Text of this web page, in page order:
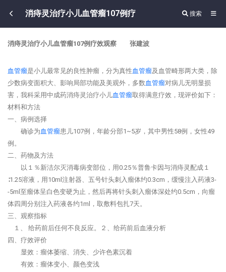
消痔灵治疗小儿血管瘤107例疗 搜索
消痔灵治疗小儿血管瘤107例疗效观察 张建波
血管瘤是小儿最常见的良性肿瘤，分为真性血管瘤及血管畸形两大类，除
少数病变面积大、影响局部功能及美观外，多数血管瘤对病儿无明显损
害，我科采用中成药消痔灵治疗小儿血管瘤取得满意疗效，现评价如下：
材料和方法
一、病例选择
确诊为血管瘤患儿107例，年龄分部1~5岁，其中男性58例，女性49
例。
二、药物及方法
以１％新洁尔灭消毒病变部位，用0.25％普鲁卡因与消痔灵配成１
∶1.25溶液，用10ml注射器、五号针头刺入瘤体约0.3cm，缓慢注入药液3-
-5ml至瘤体呈白色变硬为止，然后再将针头刺入瘤体深处约0.5cm，向瘤
体四周分别注入药液各约1ml，取敷料包扎7天。
三、观察指标
１、 给药前后任何不良反应。２、给药前后血液分析
四、疗效评价
显效：瘤体萎缩、消失、少许色素沉着
有效：瘤体变小、颜色变浅